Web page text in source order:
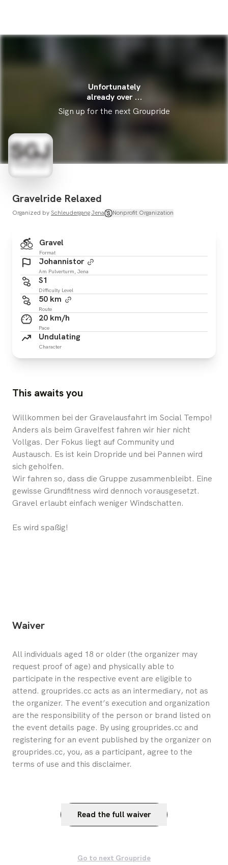
Unfortunately
already over ...
Sign up for the next Groupride
Gravelride Relaxed
Organized bySchleudergang Jena Nonprofit Organization
Gravel
Format
Johannistor
Am Pulverturm, Jena
S1
Difficulty Level
50 km
Route
20 km/h
Pace
Undulating
Character
This awaits you
Willkommen bei der Gravelausfahrt im Social Tempo!
Anders als beim Gravelfest fahren wir hier nicht
Vollgas. Der Fokus liegt auf Community und
Austausch. Es ist kein Dropride und bei Pannen wird
sich geholfen.
Wir fahren so, dass die Gruppe zusammenbleibt. Eine
gewisse Grundfitness wird dennoch vorausgesetzt.
Gravel erlaubt einfach weniger Windschatten.
Es wird spaßig!
Waiver
All individuals aged 18 or older (the organizer may
request proof of age) and physically able to
participate in the respective event are eligible to
attend. grouprides.cc acts as an intermediary, not as
the organizer. The event’s execution and organization
are the responsibility of the person or brand listed on
the event details page. By using grouprides.cc and
registering for an event published by the organizer on
grouprides.cc, you, as a participant, agree to the
terms of use and this disclaimer.
Read the full waiver
Go to next Groupride